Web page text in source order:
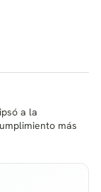
a la
más